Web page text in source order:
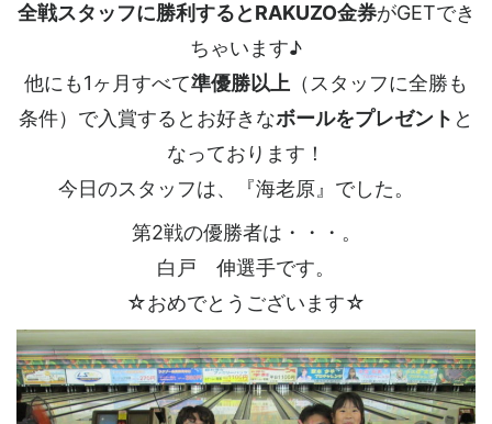
全戦スタッフに勝利するとRAKUZO金券がGETでき
ちゃいます♪
他にも1ヶ月すべて準優勝以上 （スタッフに全勝も
条件）で入賞するとお好きなボールをプレゼント と
なっております！
今日のスタッフは、『海老原』でした。
第2戦の優勝者は・・・。
白戸 伸選手です。
☆おめでとうございます☆